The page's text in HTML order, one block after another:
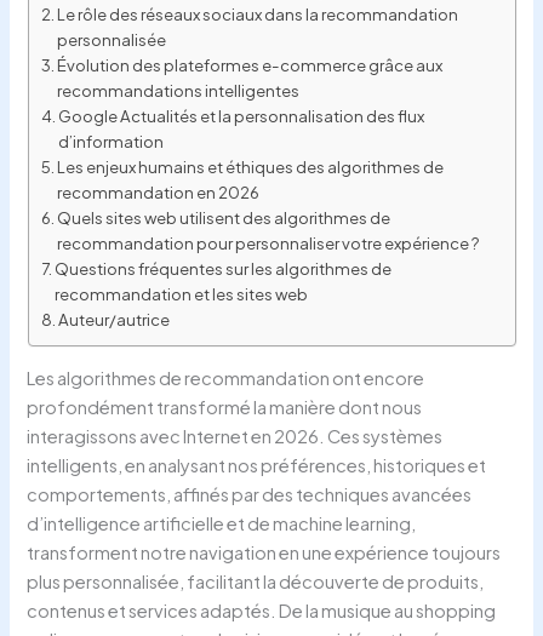
Le rôle des réseaux sociaux dans la recommandation
personnalisée
Évolution des plateformes e-commerce grâce aux
recommandations intelligentes
Google Actualités et la personnalisation des flux
d’information
Les enjeux humains et éthiques des algorithmes de
recommandation en 2026
Quels sites web utilisent des algorithmes de
recommandation pour personnaliser votre expérience ?
Questions fréquentes sur les algorithmes de
recommandation et les sites web
Auteur/autrice
Les algorithmes de recommandation ont encore
profondément transformé la manière dont nous
interagissons avec Internet en 2026. Ces systèmes
intelligents, en analysant nos préférences, historiques et
comportements, affinés par des techniques avancées
d’intelligence artificielle et de machine learning,
transforment notre navigation en une expérience toujours
plus personnalisée, facilitant la découverte de produits,
contenus et services adaptés. De la musique au shopping